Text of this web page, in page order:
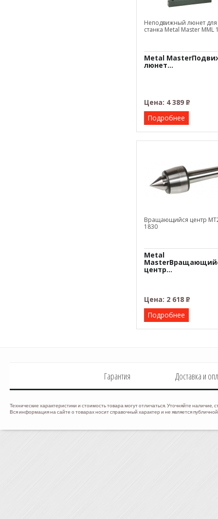
Неподвижный люнет для
станка Metal Master MML
Metal
люнет...
Цена: 4 389 Р
–
Подробнее
Вращающийся центр
1830
Metal
центр...
Цена: 2 618 Р
–
Подробнее
Гарантия Доставка и
Технические характеристики и стоимость товара могут отличаться. Уточняйте наличие,
Вся информация на сайте о товарах носит справочный характер и не является